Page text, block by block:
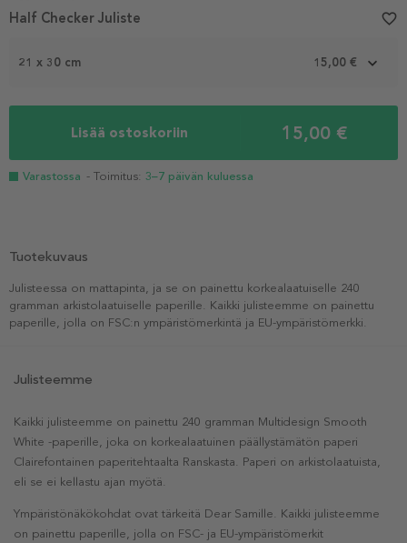
1
21 x 30 cm 15,00 €
Lisää ostoskoriin 15,00 €
Varastossa - Toimitus: 3–7 päivän kuluessa
Half Checker Juliste favorite_border
Tuotekuvaus
Julisteessa on mattapinta, ja se on painettu korkealaatuiselle 240
gramman arkistolaatuiselle paperille. Kaikki julisteemme on painettu
paperille, jolla on FSC:n ympäristömerkintä ja EU-ympäristömerkki.
Julisteemme
Kaikki julisteemme on painettu 240 gramman Multidesign Smooth
White -paperille, joka on korkealaatuinen päällystämätön paperi
Clairefontainen paperitehtaalta Ranskasta. Paperi on arkistolaatuista,
eli se ei kellastu ajan myötä.
Ympäristönäkökohdat ovat tärkeitä Dear Samille. Kaikki julisteemme
on painettu paperille, jolla on FSC- ja EU-ympäristömerkit